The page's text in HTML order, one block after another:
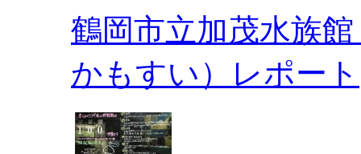
鶴岡市立加茂水族
かもすい）レポート